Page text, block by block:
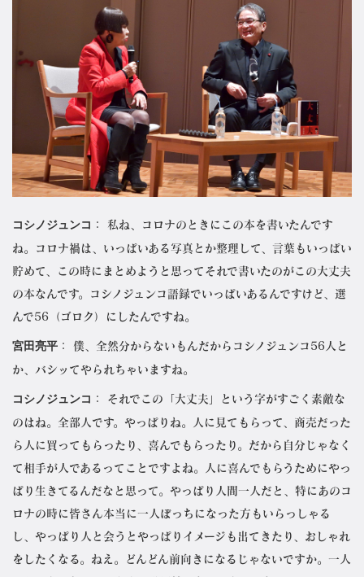
コシノジュンコ ： 私ね、コロナのときにこの本を書いたんです
ね。コロナ禍は、いっぱいある写真とか整理して、言葉もいっぱい
貯めて、この時にまとめようと思ってそれで書いたのがこの大丈夫
の本なんです。コシノジュンコ語録でいっぱいあるんですけど、選
んで56（ゴロク）にしたんですね。
宮田亮平 ： 僕、全然分からないもんだからコシノジュンコ56人と
か、バシッてやられちゃいますね。
コシノジュンコ ： それでこの「大丈夫」という字がすごく素敵な
のはね。全部人です。やっぱりね。人に見てもらって、商売だった
ら人に買ってもらったり、喜んでもらったり。だから自分じゃなく
て相手が人であるってことですよね。人に喜んでもらうためにやっ
ぱり生きてるんだなと思って。やっぱり人間一人だと、特にあのコ
ロナの時に皆さん本当に一人ぼっちになった方もいらっしゃる
し、やっぱり人と会うとやっぱりイメージも出てきたり、おしゃれ
をしたくなる。ねえ。どんどん前向きになるじゃないですか。一人